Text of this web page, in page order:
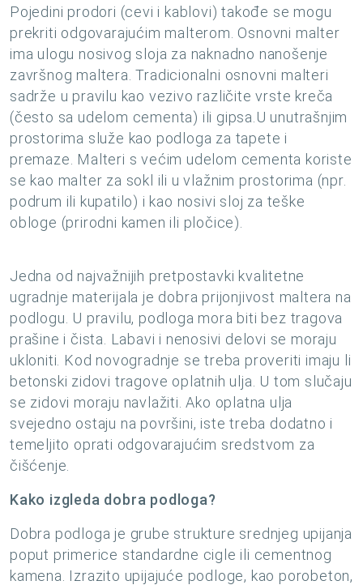
Pojedini prodori (cevi i kablovi) takođe se mogu
prekriti odgovarajućim malterom. Osnovni malter
ima ulogu nosivog sloja za naknadno nanošenje
završnog maltera. Tradicionalni osnovni malteri
sadrže u pravilu kao vezivo različite vrste kreča
(često sa udelom cementa) ili gipsa.U unutrašnjim
prostorima služe kao podloga za tapete i
premaze. Malteri s većim udelom cementa koriste
se kao malter za sokl ili u vlažnim prostorima (npr.
podrum ili kupatilo) i kao nosivi sloj za teške
obloge (prirodni kamen ili pločice).
Jedna od najvažnijih pretpostavki kvalitetne
ugradnje materijala je dobra prijonjivost maltera na
podlogu. U pravilu, podloga mora biti bez tragova
prašine i čista. Labavi i nenosivi delovi se moraju
ukloniti. Kod novogradnje se treba proveriti imaju li
betonski zidovi tragove oplatnih ulja. U tom slučaju
se zidovi moraju navlažiti. Ako oplatna ulja
svejedno ostaju na površini, iste treba dodatno i
temeljito oprati odgovarajućim sredstvom za
čišćenje.
Kako izgleda dobra podloga?
Dobra podloga je grube strukture srednjeg upijanja
poput primerice standardne cigle ili cementnog
kamena. Izrazito upijajuće podloge, kao porobeton,